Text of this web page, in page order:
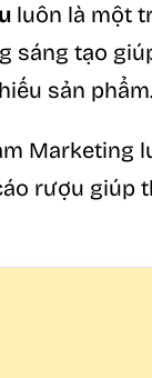
luôn là một
sáng tạo
sản phẩm.
Marketing
rượu giúp